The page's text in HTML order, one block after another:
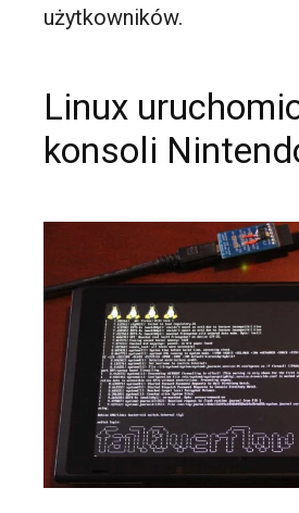
użytkowników.
Linux
konsoli